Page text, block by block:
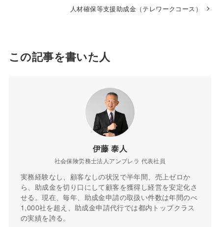
人材確保等支援助成金（テレワークコース）
この記事を書いた人
伊藤 泰人
社会保険労務士法人アンブレラ 代表社員
実務経験なし、顧客なしの状況で半年間、売上ゼロか
ら、助成金を切り口にして顧客を獲得し経営を安定化さ
せる。現在、毎年、助成金申請の取扱い件数は年間のべ
1,000社を超え、助成金申請代行では都内トップクラス
の実績を誇る。